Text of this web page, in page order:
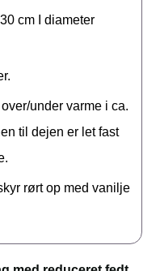
cm I diameter
under varme i ca.
til dejen er let fast
rørt op med vanilje